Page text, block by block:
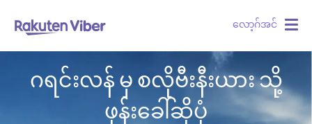
လော့ဂ်အင်
ဂရင်းလန် မှ စလိုဗီးနီးယား သို့
ဖုန်းခေါ်ဆိုပုံ